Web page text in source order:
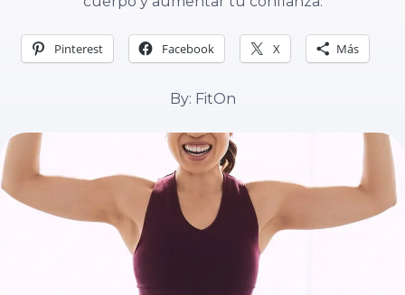
Pinterest Facebook X Más
By: FitOn